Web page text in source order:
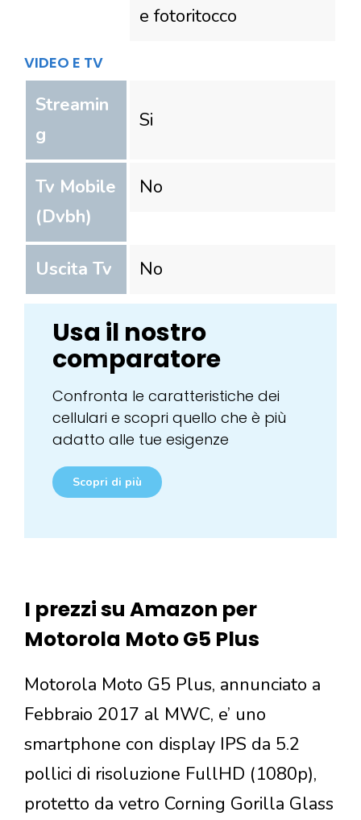
e fotoritocco
VIDEO E TV
Streamin
g
Si
Tv Mobile
(Dvbh)
No
Uscita Tv No
Usa il nostro
comparatore
Confronta le caratteristiche dei
cellulari e scopri quello che è più
adatto alle tue esigenze
Scopri di più
I prezzi su Amazon per
Motorola Moto G5 Plus
Motorola Moto G5 Plus, annunciato a
Febbraio 2017 al MWC, e’ uno
smartphone con display IPS da 5.2
pollici di risoluzione FullHD (1080p),
protetto da vetro Corning Gorilla Glass